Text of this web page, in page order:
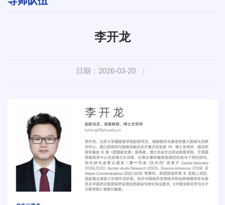
李开龙
日期：2026-03-20 |